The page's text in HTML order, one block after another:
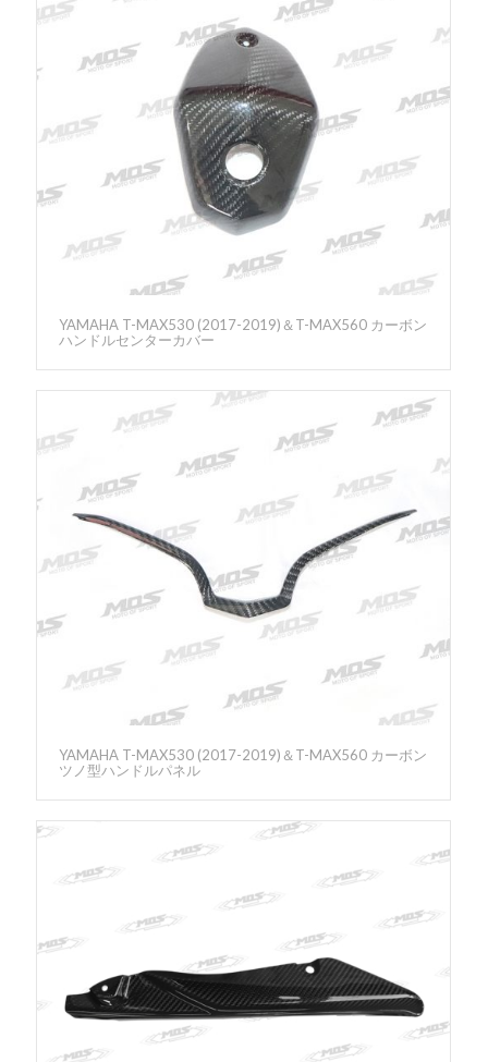
YAMAHA T-MAX530 (2017-2019)＆T-MAX560 カーボン
ハンドルセンターカバー
YAMAHA T-MAX530 (2017-2019)＆T-MAX560 カーボン
ツノ型ハンドルパネル